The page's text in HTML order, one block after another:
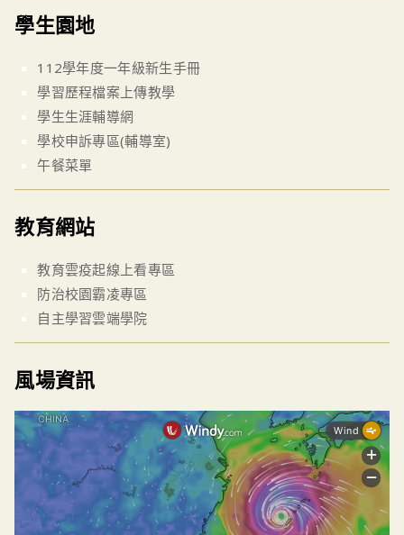
學生園地
112學年度一年級新生手冊
學習歷程檔案上傳教學
學生生涯輔導網
學校申訴專區(輔導室)
午餐菜單
教育網站
教育雲疫起線上看專區
防治校園霸凌專區
自主學習雲端學院
風場資訊